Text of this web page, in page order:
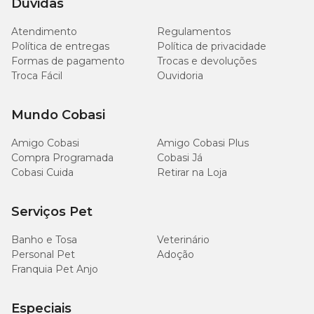
Cães e gatos
Dose
em
gotas
Frequência
gotas
20
2 x ao dia
gotas
necessidades específicas do pet.
Dúvidas
Atendimento
Regulamentos
Política de entregas
Política de privacidade
Formas de pagamento
Trocas e devoluções
Troca Fácil
Ouvidoria
Mundo Cobasi
Amigo Cobasi
Amigo Cobasi Plus
Compra Programada
Cobasi Já
Cobasi Cuida
Retirar na Loja
Serviços Pet
Banho e Tosa
Veterinário
Personal Pet
Adoção
Franquia Pet Anjo
Especiais